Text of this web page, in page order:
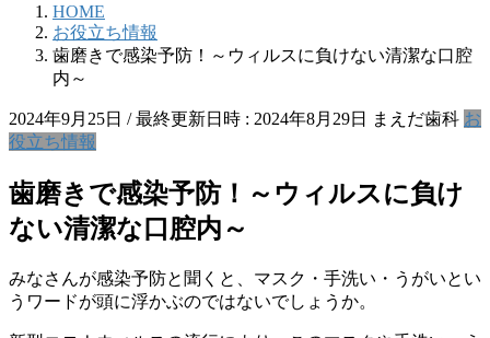
HOME
お役立ち情報
歯磨きで感染予防！～ウィルスに負けない清潔な口腔
内～
2024年9月25日 / 最終更新日時 : 2024年8月29日 まえだ歯科 お
役立ち情報
歯磨きで感染予防！～ウィルスに負け
ない清潔な口腔内～
みなさんが感染予防と聞くと、マスク・手洗い・うがいとい
うワードが頭に浮かぶのではないでしょうか。